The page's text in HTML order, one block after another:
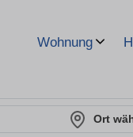
Wohnung
Ort